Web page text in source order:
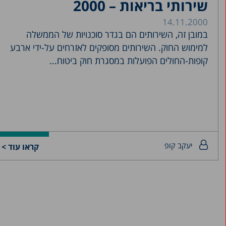
שירותי בריאות – 2000
14.11.2000
במובן זה, השירותים הם בגדר סוכנויות של הממשלה
למימוש החוק. השירותים מסופקים לאזרחים על-ידי ארבע
קופות-החולים הפועלות במסגרת חוק ביטוח...
קראו עוד > יעקב קופ